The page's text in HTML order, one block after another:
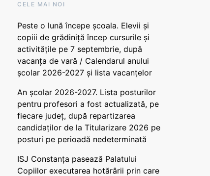
CELE MAI NOI
Peste o lună începe școala. Elevii și
copiii de grădiniță încep cursurile și
activitățile pe 7 septembrie, după
vacanța de vară / Calendarul anului
școlar 2026-2027 și lista vacanțelor
An școlar 2026-2027. Lista posturilor
pentru profesori a fost actualizată, pe
fiecare județ, după repartizarea
candidaților de la Titularizare 2026 pe
posturi pe perioadă nedeterminată
ISJ Constanța pasează Palatului
Copiilor executarea hotărârii prin care